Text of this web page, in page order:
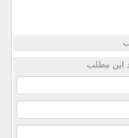
این مطلب